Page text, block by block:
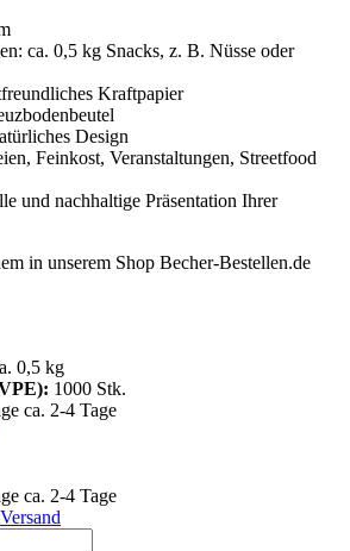
ca. 0,5 kg Snacks, z. B. Nüsse oder
Kraftpapier
Design
Feinkost, Veranstaltungen, Streetfood
und nachhaltige Präsentation Ihrer
in unserem Shop Becher-Bestellen.de
0,5 kg
1000 Stk.
ca. 2-4 Tage
ca. 2-4 Tage
Versand